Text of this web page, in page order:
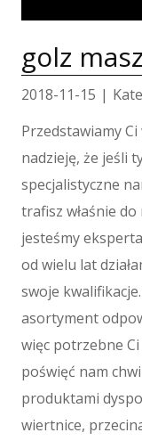
golz
2018-11-15 |
Przedstawiamy
nadzieję, że jeśli
specjalistyczne
trafisz właśnie
jesteśmy
od wielu lat
swoje
asortyment
więc potrzebne
poświęć nam
produktami
wiertnice,